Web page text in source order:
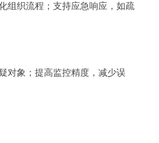
组织流程；支持应急响应，如疏
对象；提高监控精度，减少误